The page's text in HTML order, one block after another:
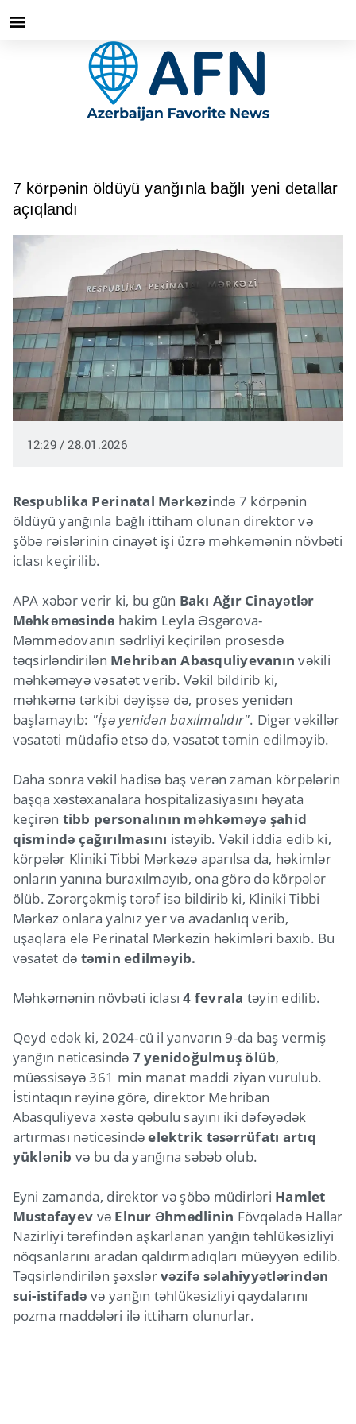
7 körpənin öldüyü yanğınla bağlı yeni detallar
açıqlandı
12:29 / 28.01.2026
Respublika Perinatal Mərkəzində 7 körpənin
öldüyü yanğınla bağlı ittiham olunan direktor və
şöbə rəislərinin cinayət işi üzrə məhkəmənin növbəti
iclası keçirilib.
APA xəbər verir ki, bu gün Bakı Ağır Cinayətlər
Məhkəməsində hakim Leyla Əsgərova-
Məmmədovanın sədrliyi keçirilən prosesdə
təqsirləndirilən Mehriban Abasquliyevanın vəkili
məhkəməyə vəsatət verib. Vəkil bildirib ki,
məhkəmə tərkibi dəyişsə də, proses yenidən
başlamayıb: "İşə yenidən baxılmalıdır". Digər vəkillər
vəsatəti müdafiə etsə də, vəsatət təmin edilməyib.
Daha sonra vəkil hadisə baş verən zaman körpələrin
başqa xəstəxanalara hospitalizasiyasını həyata
keçirən tibb personalının məhkəməyə şahid
qismində çağırılmasını istəyib. Vəkil iddia edib ki,
körpələr Kliniki Tibbi Mərkəzə aparılsa da, həkimlər
onların yanına buraxılmayıb, ona görə də körpələr
ölüb. Zərərçəkmiş tərəf isə bildirib ki, Kliniki Tibbi
Mərkəz onlara yalnız yer və avadanlıq verib,
uşaqlara elə Perinatal Mərkəzin həkimləri baxıb. Bu
vəsatət də təmin edilməyib.
Məhkəmənin növbəti iclası4 fevrala təyin edilib.
Qeyd edək ki, 2024-cü il yanvarın 9-da baş vermiş
yanğın nəticəsində 7 yenidoğulmuş ölüb,
müəssisəyə 361 min manat maddi ziyan vurulub.
İstintaqın rəyinə görə, direktor Mehriban
Abasquliyeva xəstə qəbulu sayını iki dəfəyədək
artırması nəticəsindəelektrik təsərrüfatı artıq
yüklənib və bu da yanğına səbəb olub.
Eyni zamanda, direktor və şöbə müdirləri Hamlet
Mustafayev və Elnur Əhmədlinin Fövqəladə Hallar
Nazirliyi tərəfindən aşkarlanan yanğın təhlükəsizliyi
nöqsanlarını aradan qaldırmadıqları müəyyən edilib.
Təqsirləndirilən şəxslərvəzifə səlahiyyətlərindən
sui-istifadə və yanğın təhlükəsizliyi qaydalarını
pozma maddələri ilə ittiham olunurlar.